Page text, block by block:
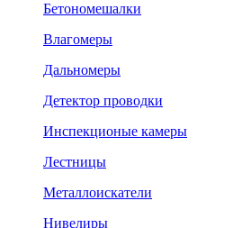
Бетономешалки
Влагомеры
Дальномеры
Детектор проводки
Инспекционые камеры
Лестницы
Металлоискатели
Нивелиры